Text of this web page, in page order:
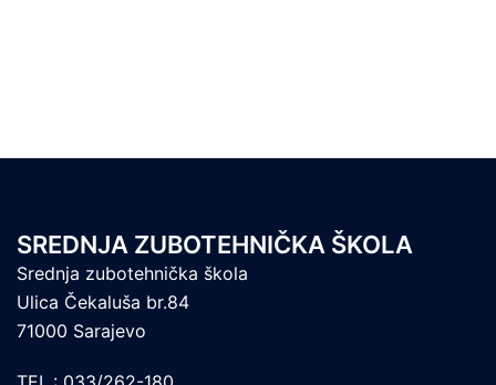
SREDNJA ZUBOTEHNIČKA ŠKOLA
Srednja zubotehnička škola
Ulica Čekaluša br.84
71000 Sarajevo